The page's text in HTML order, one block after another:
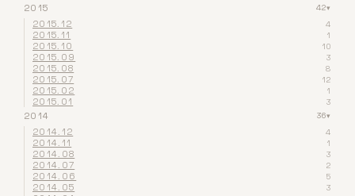
2015 42▾
2015.12 4
2015.11 1
2015.10 10
2015.09 3
2015.08 8
2015.07 12
2015.02 1
2015.01 3
2014 36▾
2014.12 4
2014.11 1
2014.08 3
2014.07 2
2014.06 5
2014.05 3